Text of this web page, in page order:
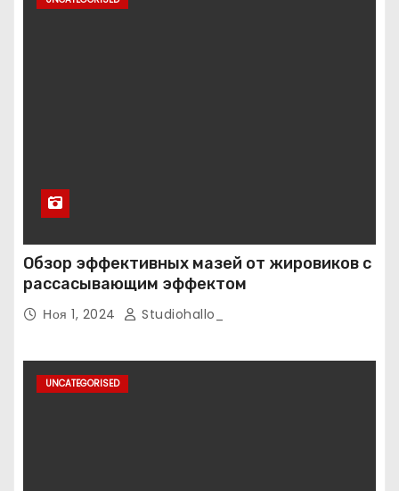
Обзор эффективных мазей от жировиков с
рассасывающим эффектом
Ноя 1, 2024 Studiohallo_
UNCATEGORISED